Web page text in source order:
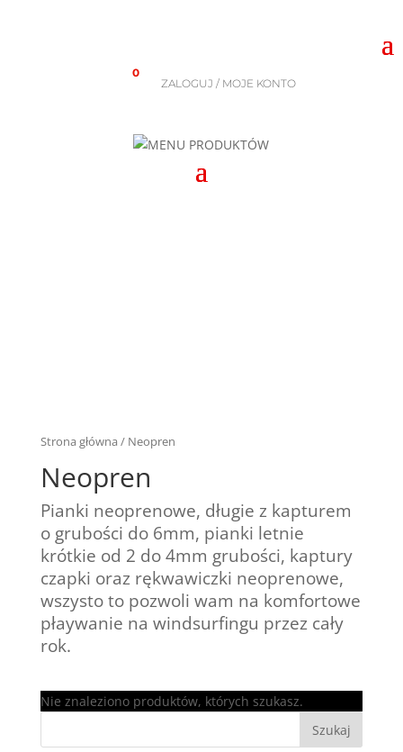
0
ZALOGUJ / MOJE KONTO
Strona główna / Neopren
Neopren
Pianki neoprenowe, długie z kapturem
o grubości do 6mm, pianki letnie
krótkie od 2 do 4mm grubości, kaptury
czapki oraz rękwawiczki neoprenowe,
wszysto to pozwoli wam na komfortowe
płaywanie na windsurfingu przez cały
rok.
Nie znaleziono produktów, których szukasz.